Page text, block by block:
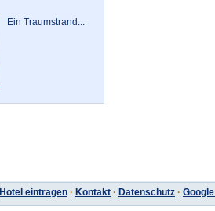
Ein Traumstrand...
Hotel eintragen · Kontakt · Datenschutz ·